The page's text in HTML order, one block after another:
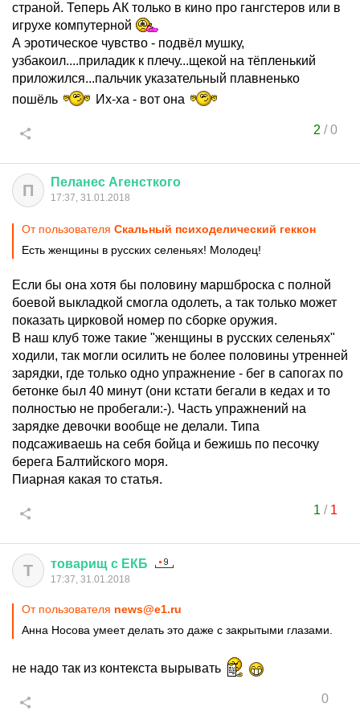
страной. Теперь АК только в кино про гангстеров или в
игрухе компутерной
А эротическое чувство - подвёл мушку,
узбакоил....приладик к плечу...щекой на тёпленький
приложился...пальчик указательный плавненько
пошёль
Их-ха - вот она
2 /0
П Пеланес Агенсткого
17:37, 31.01.2018
От пользователя Скальный психоделический геккон
Есть женщины в русских селеньях! Молодец!
Если бы она хотя бы половину маршброска с полной
боевой выкладкой смогла одолеть, а так только может
показать цирковой номер по сборке оружия.
В наш клуб тоже такие "женщины в русских селеньях"
ходили, так могли осилить не более половины утренней
зарядки, где только одно упражнение - бег в сапогах по
бетонке был 40 минут (они кстати бегали в кедах и то
полностью не пробегали:-). Часть упражнений на
зарядке девочки вообще не делали. Типа
подсаживаешь на себя бойца и бежишь по песочку
берега Балтийского моря.
Пиарная какая то статья.
1 / 1
Т товарищ с ЕКБ
17:37, 31.01.2018
От пользователя news@e1.ru
Анна Носова умеет делать это даже с закрытыми глазами.
не надо так из контекста вырывать
0